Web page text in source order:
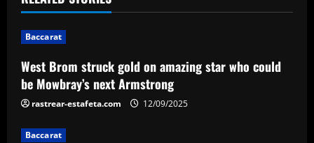
n
a
v
i
Baccarat
West Brom struck gold on amazing star who could
be Mowbray’s next Armstrong
rastrear-estafeta.com 12/09/2025
Baccarat